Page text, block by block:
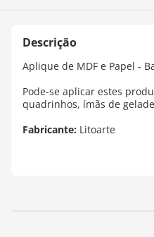
Aplique de MDF e Papel -
Pode-se aplicar estes
quadrinhos, ímãs de
Fabricante: Litoarte